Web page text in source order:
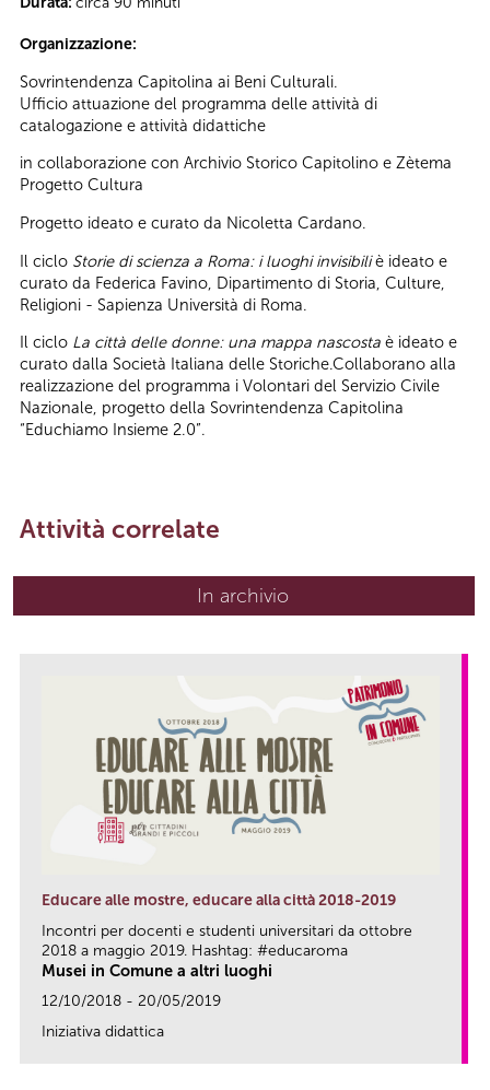
Organizzazione:
Sovrintendenza Capitolina ai Beni Culturali.
Ufficio attuazione del programma delle attività di
catalogazione e attività didattiche
in collaborazione con Archivio Storico Capitolino e Zètema
Progetto Cultura
Progetto ideato e curato da Nicoletta Cardano.
Il ciclo Storie di scienza a Roma: i luoghi invisibiliè ideato e
curato da Federica Favino, Dipartimento di Storia, Culture,
Religioni - Sapienza Università di Roma.
Il ciclo La città delle donne: una mappa nascosta è ideato e
curato dalla Società Italiana delle Storiche.Collaborano alla
realizzazione del programma i Volontari del Servizio Civile
Nazionale, progetto della Sovrintendenza Capitolina
“Educhiamo Insieme 2.0”.
Attività correlate
In archivio
Educare alle mostre, educare alla città 2018-2019
Incontri per docenti e studenti universitari da ottobre
2018 a maggio 2019. Hashtag: #educaroma
Musei in Comune a altri luoghi
12/10/2018 - 20/05/2019
Iniziativa didattica